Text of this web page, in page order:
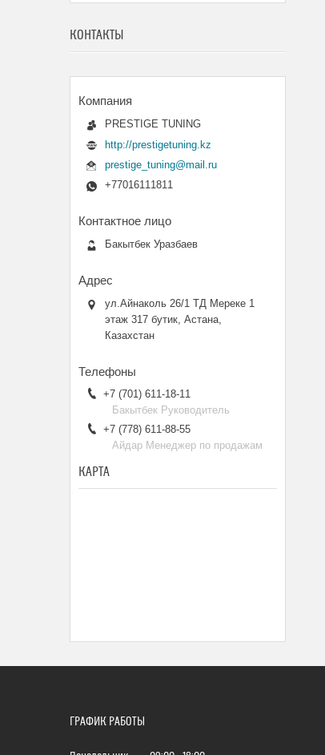
КОНТАКТЫ
PRESTIGE TUNING
http://prestigetuning.kz
prestige_tuning@mail.ru
+77016111811
Бакытбек Уразбаев
ул.Айнаколь 26/1 ТД Мереке 1
этаж 317 бутик, Астана,
Казахстан
+7 (701) 611-18-11
Бакытбек Руководитель
+7 (778) 611-88-55
Айдар Менеджер по продажам
КАРТА
ГРАФИК РАБОТЫ